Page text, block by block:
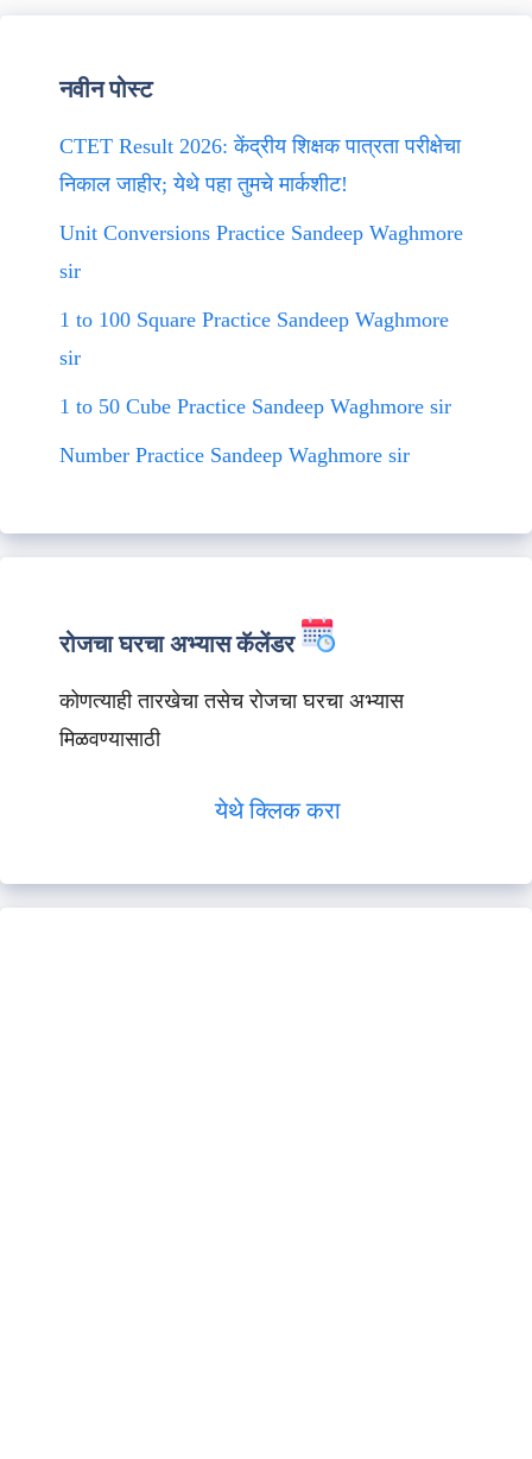
नवीन पोस्ट
CTET Result 2026: केंद्रीय शिक्षक पात्रता परीक्षेचा
निकाल जाहीर; येथे पहा तुमचे मार्कशीट!
Unit Conversions Practice Sandeep Waghmore
sir
1 to 100 Square Practice Sandeep Waghmore
sir
1 to 50 Cube Practice Sandeep Waghmore sir
Number Practice Sandeep Waghmore sir
रोजचा घरचा अभ्यास कॅलेंडर
कोणत्याही तारखेचा तसेच रोजचा घरचा अभ्यास
मिळवण्यासाठी
येथे क्लिक करा